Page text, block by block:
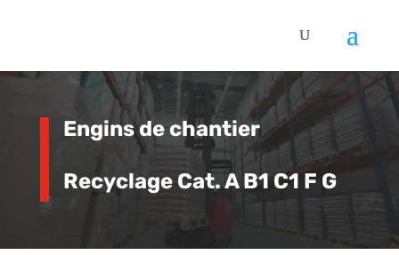
Engins de chantier
Recyclage Cat. A B1 C1 F G